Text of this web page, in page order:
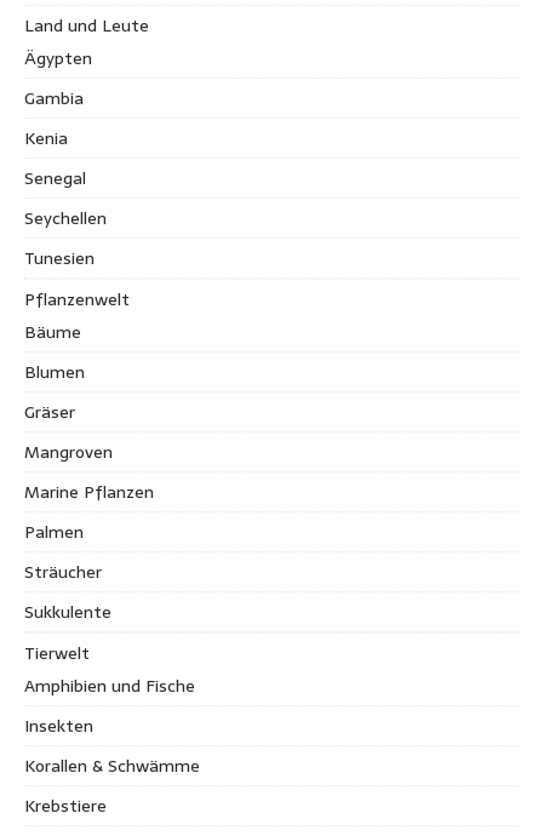
Land und Leute
Ägypten
Gambia
Kenia
Senegal
Seychellen
Tunesien
Pflanzenwelt
Bäume
Blumen
Gräser
Mangroven
Marine Pflanzen
Palmen
Sträucher
Sukkulente
Tierwelt
Amphibien und Fische
Insekten
Korallen & Schwämme
Krebstiere